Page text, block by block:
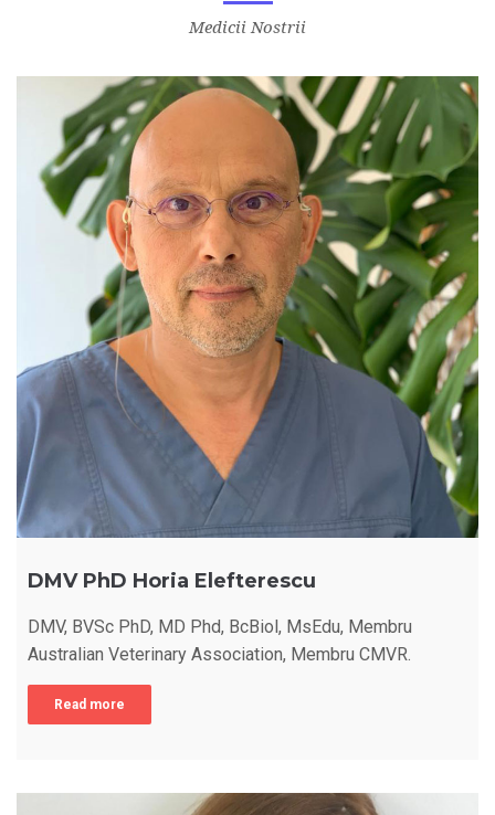
Medicii Nostrii
DMV PhD Horia Elefterescu
DMV, BVSc PhD, MD Phd, BcBiol, MsEdu, Membru
Australian Veterinary Association, Membru CMVR.
Read more